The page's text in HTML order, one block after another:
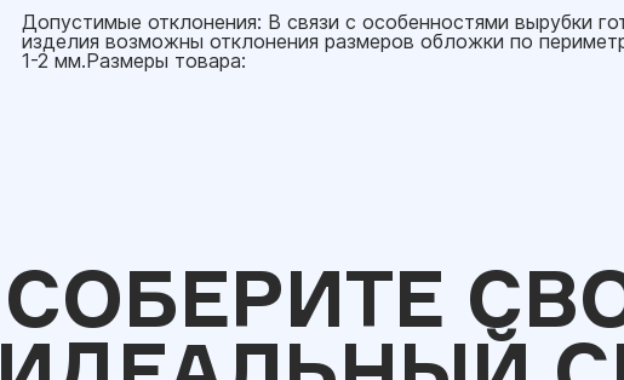
Допустимые отклонения: В связи с особенностями вырубки
изделия возможны отклонения размеров обложки по
1-2 мм.Размеры товара:
СОБЕРИТЕ